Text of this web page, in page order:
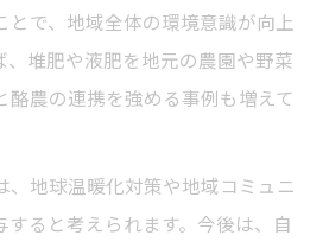
とで、地域全体の環境意識が向上
、堆肥や液肥を地元の農園や野菜
酪農の連携を強める事例も増えて
、地球温暖化対策や地域コミュニ
すると考えられます。今後は、自